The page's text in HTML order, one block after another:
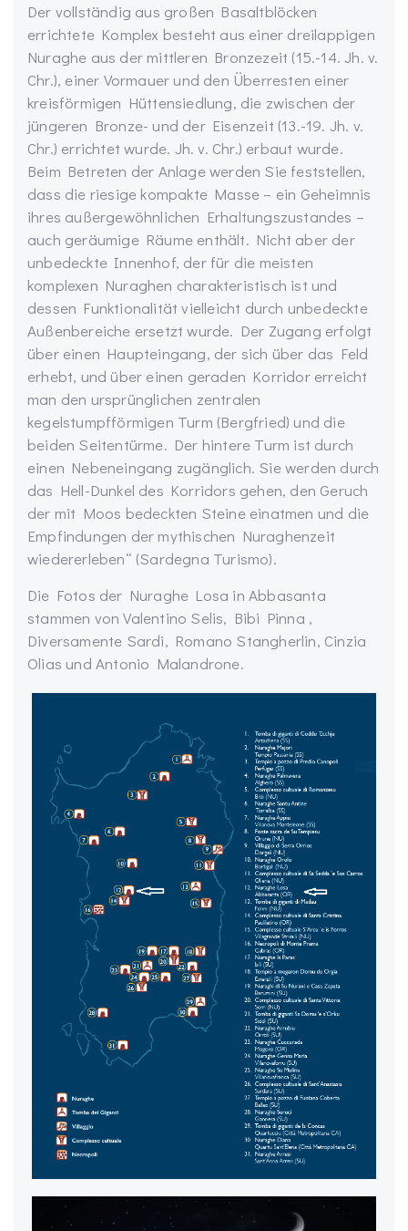
Der vollständig aus großen Basaltblöcken
errichtete Komplex besteht aus einer dreilappigen
Nuraghe aus der mittleren Bronzezeit (15.-14. Jh. v.
Chr.), einer Vormauer und den Überresten einer
kreisförmigen Hüttensiedlung, die zwischen der
jüngeren Bronze- und der Eisenzeit (13.-19. Jh. v.
Chr.) errichtet wurde. Jh. v. Chr.) erbaut wurde.
Beim Betreten der Anlage werden Sie feststellen,
dass die riesige kompakte Masse – ein Geheimnis
ihres außergewöhnlichen Erhaltungszustandes –
auch geräumige Räume enthält. Nicht aber der
unbedeckte Innenhof, der für die meisten
komplexen Nuraghen charakteristisch ist und
dessen Funktionalität vielleicht durch unbedeckte
Außenbereiche ersetzt wurde. Der Zugang erfolgt
über einen Haupteingang, der sich über das Feld
erhebt, und über einen geraden Korridor erreicht
man den ursprünglichen zentralen
kegelstumpfförmigen Turm (Bergfried) und die
beiden Seitentürme. Der hintere Turm ist durch
einen Nebeneingang zugänglich. Sie werden durch
das Hell-Dunkel des Korridors gehen, den Geruch
der mit Moos bedeckten Steine einatmen und die
Empfindungen der mythischen Nuraghenzeit
wiedererleben“ (Sardegna Turismo).
Die Fotos der Nuraghe Losa in Abbasanta
stammen von Valentino Selis, Bibi Pinna ,
Diversamente Sardi, Romano Stangherlin, Cinzia
Olias und Antonio Malandrone.